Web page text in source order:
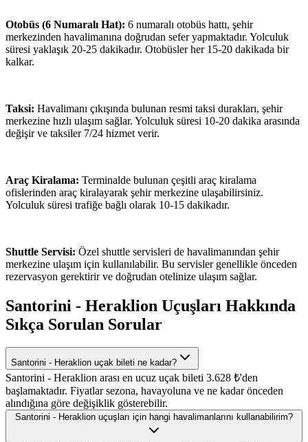
Otobüs (6 Numaralı Hat): 6 numaralı otobüs hattı, şehir
merkezinden havalimanına doğrudan sefer yapmaktadır. Yolculuk
süresi yaklaşık 20-25 dakikadır. Otobüsler her 15-20 dakikada bir
kalkar.
Taksi: Havalimanı çıkışında bulunan resmi taksi durakları, şehir
merkezine hızlı ulaşım sağlar. Yolculuk süresi 10-20 dakika arasında
değişir ve taksiler 7/24 hizmet verir.
Araç Kiralama: Terminalde bulunan çeşitli araç kiralama
ofislerinden araç kiralayarak şehir merkezine ulaşabilirsiniz.
Yolculuk süresi trafiğe bağlı olarak 10-15 dakikadır.
Shuttle Servisi: Özel shuttle servisleri de havalimanından şehir
merkezine ulaşım için kullanılabilir. Bu servisler genellikle önceden
rezervasyon gerektirir ve doğrudan otelinize ulaşım sağlar.
Santorini - Heraklion Uçuşları Hakkında
Sıkça Sorulan Sorular
Santorini - Heraklion uçak bileti ne kadar?
Santorini - Heraklion arası en ucuz uçak bileti 3.628 ₺'den
başlamaktadır. Fiyatlar sezona, havayoluna ve ne kadar önceden
alındığına göre değişiklik gösterebilir.
Santorini - Heraklion uçuşları için hangi havalimanlarını kullanabilirim?